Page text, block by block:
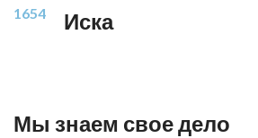
1654 Иска
Мы знаем свое дело